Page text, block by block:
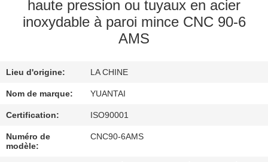
CONTRÔLE
CONTACTEZ-
NOUS
haute pression ou tuyaux en acier
inoxydable à paroi mince CNC 90-6
AMS
Lieu d'origine: LA CHINE
Nom de marque: YUANTAI
Certification: ISO90001
Numéro de
modèle:
CNC90-6AMS